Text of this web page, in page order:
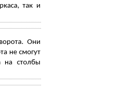
так и
Они
не смогут
на столбы